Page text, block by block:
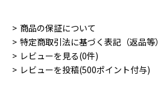
商品の保証について
特定商取引法に基づく表記（返品等）
レビューを見る(0件)
レビューを投稿(500ポイント付与)